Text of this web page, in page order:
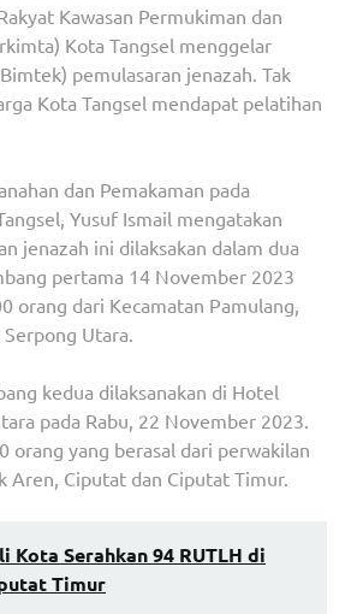
Kawasan Permukiman dan
Kota Tangsel menggelar
pemulasaran jenazah. Tak
Kota Tangsel mendapat pelatihan
dan Pemakaman pada
Yusuf Ismail mengatakan
jenazah ini dilaksakan dalam dua
pertama 14 November 2023
orang dari Kecamatan Pamulang,
Utara.
kedua dilaksanakan di Hotel
pada Rabu, 22 November 2023.
orang yang berasal dari perwakilan
Aren, Ciputat dan Ciputat Timur.
Kota Serahkan 94 RUTLH di
Timur